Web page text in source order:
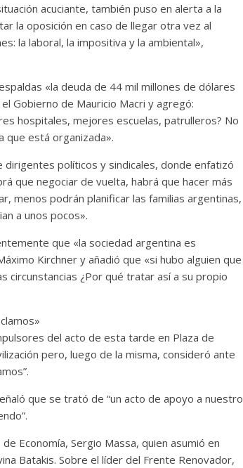
acuciante, también puso en alerta a la
la oposición en caso de llegar otra vez al
la laboral, la impositiva y la ambiental»,
«la deuda de 44 mil millones de dólares
Gobierno de Mauricio Macri y agregó:
hospitales, mejores escuelas, patrulleros? No
que está organizada».
políticos y sindicales, donde enfatizó
que negociar de vuelta, habrá que hacer más
menos podrán planificar las familias argentinas,
a unos pocos».
que «la sociedad argentina es
Kirchner y añadió que «si hubo alguien que
circunstancias ¿Por qué tratar así a su propio
del acto de esta tarde en Plaza de
pero, luego de la misma, consideró ante
que se trató de “un acto de apoyo a nuestro
Economía, Sergio Massa, quien asumió en
Batakis. Sobre el líder del Frente Renovador,